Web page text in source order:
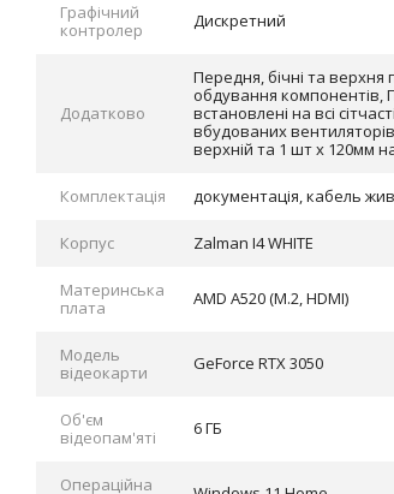
Графічний
контролер
Дискретний
Додатково
Передня, бічні та верхня
обдування компонентів,
встановлені на всі
вбудованих
верхній та 1 шт х 120мм
Комплектація документація, кабель
Корпус Zalman I4 WHITE
Материнська
плата
AMD A520 (M.2, HDMI)
Модель
відеокарти
GeForce RTX 3050
Об'єм
відеопам'яті
6 ГБ
Операційна